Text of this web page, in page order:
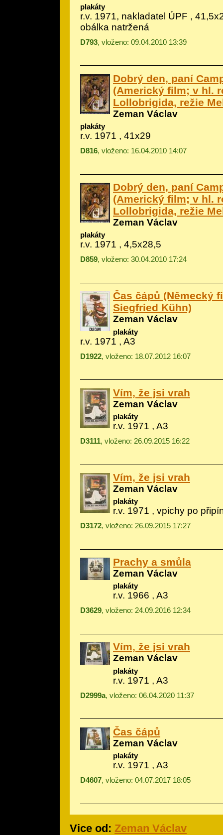
plakáty
r.v. 1971, nakladatel ÚPF ,
obálka natržená
D793, vloženo: 09.04.2010 13:39
Dobrý den, paní
(Americký film; v hl.
Lollobrigida, režie
Zeman Václav
plakáty
r.v. 1971 , 41x29
D816, vloženo: 16.04.2010 14:07
Dobrý den, paní
(Americký film; v hl.
Lollobrigida, režie
Zeman Václav
plakáty
r.v. 1971 , 4,5x28,5
D859, vloženo: 30.04.2010 17:24
Čas čápů (Německý
Siegfried Kühn)
Zeman Václav
plakáty
r.v. 1971 , A3
D1922, vloženo: 18.07.2012 16:07
Vím, že jsi vrah
Zeman Václav
plakáty
r.v. 1971 , A3
D3111, vloženo: 26.09.2015 16:22
Vím, že jsi vrah
Zeman Václav
plakáty
r.v. 1971 , vpichy po
D3172, vloženo: 26.09.2015 17:27
Prachy a smůla
Zeman Václav
plakáty
r.v. 1966 , A3
D3629, vloženo: 24.09.2016 12:34
Vím, že jsi vrah
Zeman Václav
plakáty
r.v. 1971 , A3
D2999a, vloženo: 06.04.2020 11:37
Čas čápů
Zeman Václav
plakáty
r.v. 1971 , A3
D4607, vloženo: 04.07.2017 18:05
Vice od: Zeman Václav